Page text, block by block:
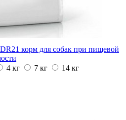
корм для собак при пищевой
4 кг 7 кг
14 кг